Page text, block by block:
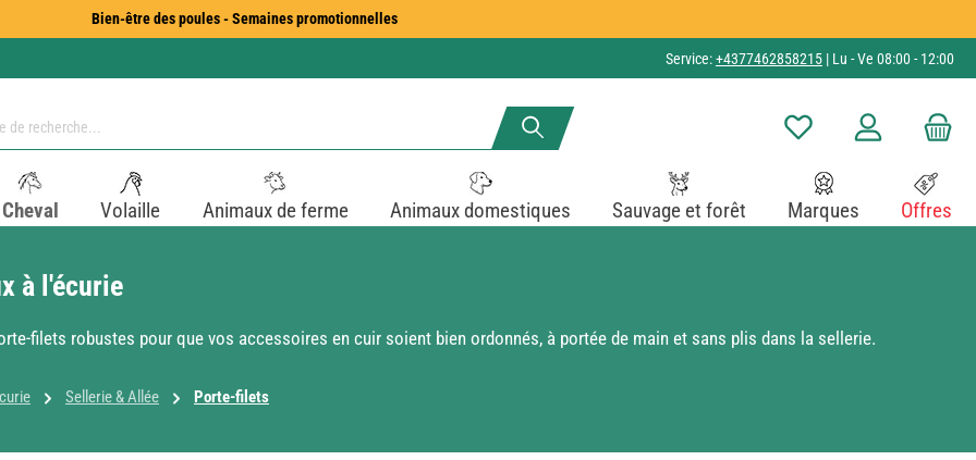
Bien-être des poules - Semaines promotionnelles
Service:+4377462858215 | Lu - Ve 08:00 - 12:00
Vous avez 0 articles dans
Cheval Volaille Animaux de ferme Animaux domestiques Sauvage et forêt Marques Offres
à l'écurie
filets robustes pour que vos accessoires en cuir soient bien ordonnés, à portée de main et sans plis dans la sellerie.
Sellerie & Allée Porte-filets